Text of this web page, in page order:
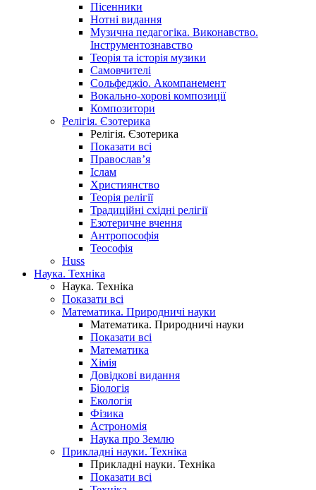
Пісенники
Нотні видання
Музична педагогіка. Виконавство.
Інструментознавство
Теорія та історія музики
Самовчителі
Сольфеджіо. Акомпанемент
Вокально-хорові композиції
Композитори
Релігія. Єзотерика
Релігія. Єзотерика
Показати всі
Православ’я
Іслам
Християнство
Теорія релігії
Традиційні східні релігії
Езотеричне вчення
Антропософія
Теософія
Huss
Наука. Техніка
Наука. Техніка
Показати всі
Математика. Природничі науки
Математика. Природничі науки
Показати всі
Математика
Хімія
Довідкові видання
Біологія
Екологія
Фізика
Астрономія
Наука про Землю
Прикладні науки. Техніка
Прикладні науки. Техніка
Показати всі